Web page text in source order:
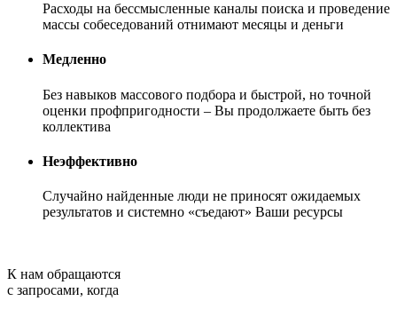
Расходы на бессмысленные каналы поиска и проведение
массы собеседований отнимают месяцы и деньги
Медленно
Без навыков массового подбора и быстрой, но точной
оценки профпригодности – Вы продолжаете быть без
коллектива
Неэффективно
Случайно найденные люди не приносят ожидаемых
результатов и системно «съедают» Ваши ресурсы
К нам обращаются
с запросами, когда